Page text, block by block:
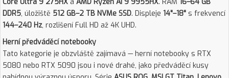
DDR5, úložiště 512 GB–2 TB NVMe SSD. Displeje 14"–18" s frekvencí
144–240 Hz, rozlišení Full HD až 4K UHD.
Herní předváděcí notebooky
Tato kategorie je obzvláště zajímavá — herní notebooky s RTX
5080 nebo RTX 5090 jsou i nové drahé, jako předváděcí kusy